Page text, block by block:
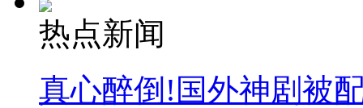
热点新闻
真心醉倒!国外神剧被